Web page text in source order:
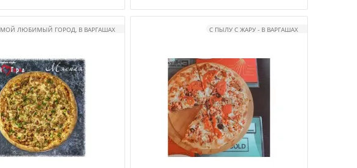
МОЙ ЛЮБИМЫЙ ГОРОД, В ВАРГАШАХ С ПЫЛУ С ЖАРУ - В ВАРГАШАХ